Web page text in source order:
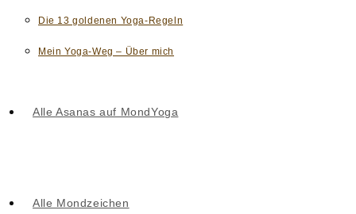
Die 13 goldenen Yoga-Regeln
Mein Yoga-Weg – Über mich
Alle Asanas auf MondYoga
Alle Mondzeichen